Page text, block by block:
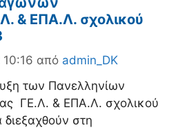
& ΕΠΑ.Λ. σχολικού
από admin_DK
των Πανελληνίων
ΓΕ.Λ. & ΕΠΑ.Λ. σχολικού
στη